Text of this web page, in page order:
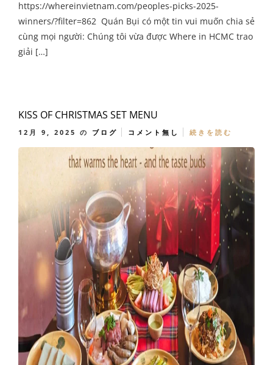
https://whereinvietnam.com/peoples-picks-2025-
winners/?filter=862 Quán Bụi có một tin vui muốn chia sẻ
cùng mọi người: Chúng tôi vừa được Where in HCMC trao
giải […]
KISS OF CHRISTMAS SET MENU
12月 9, 2025 の ブログ コメント無し 続きを読む